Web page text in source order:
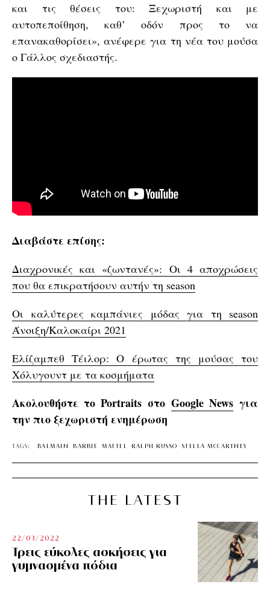
και τις θέσεις του: Ξεχωριστή και με
αυτοπεποίθηση, καθ’ οδόν προς το να
επανακαθορίσει», ανέφερε για τη νέα του μούσα
ο Γάλλος σχεδιαστής.
Διαβάστε επίσης:
Διαχρονικές και «ζωντανές»: Οι 4 αποχρώσεις
που θα επικρατήσουν αυτήν τη season
Οι καλύτερες καμπάνιες μόδας για τη season
Άνοιξη/Καλοκαίρι 2021
Ελίζαμπεθ Τέιλορ: Ο έρωτας της μούσας του
Χόλυγουντ με τα κοσμήματα
Ακολουθήστε το Portraits στο Google Newsγια
την πιο ξεχωριστή ενημέρωση
TAGS: BALMAIN BARBIE MATTEL RALPH RUSSO STELLA MCCARTNEY
THE LATEST
22/03/2022
Τρεις εύκολες ασκήσεις για
γυμνασμένα πόδια